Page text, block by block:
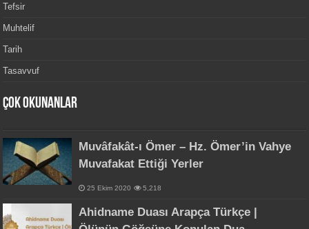
Tefsir
Muhtelif
Tarih
Tasavvuf
Çok Okunanlar
Muvâfakât-ı Ömer – Hz. Ömer’in Vahye
Muvafakat Ettiği Yerler
25 Ekim 2020 5,218
Ahidname Duası Arapça Türkçe |